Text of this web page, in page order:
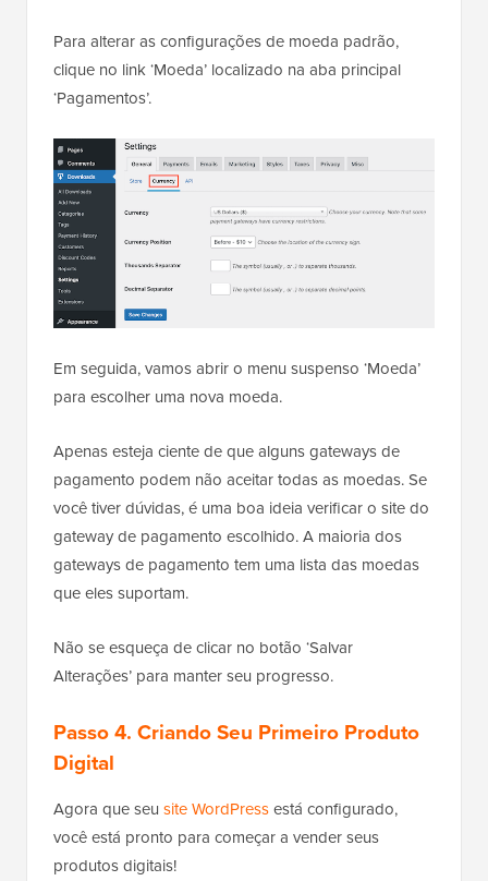
Para alterar as configurações de moeda padrão,
clique no link ‘Moeda’ localizado na aba principal
‘Pagamentos’.
Em seguida, vamos abrir o menu suspenso ‘Moeda’
para escolher uma nova moeda.
Apenas esteja ciente de que alguns gateways de
pagamento podem não aceitar todas as moedas. Se
você tiver dúvidas, é uma boa ideia verificar o site do
gateway de pagamento escolhido. A maioria dos
gateways de pagamento tem uma lista das moedas
que eles suportam.
Não se esqueça de clicar no botão ‘Salvar
Alterações’ para manter seu progresso.
Passo 4. Criando Seu Primeiro Produto
Digital
Agora que seu site WordPressestá configurado,
você está pronto para começar a vender seus
produtos digitais!